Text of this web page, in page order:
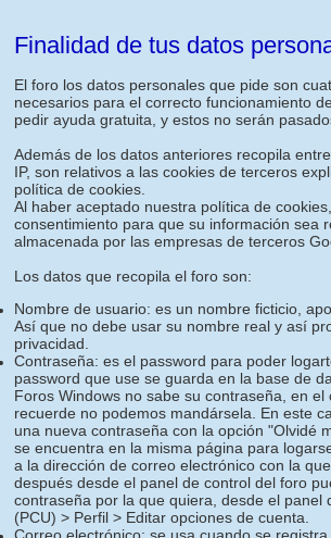
Finalidad de tus datos
El foro los datos personales que pide son
necesarios para el correcto funcionamiento
pedir ayuda gratuita, y estos no serán
Además de los datos anteriores recopila
IP, son relativos a las cookies de terceros
política de cookies.
Al haber aceptado nuestra política de
consentimiento para que su información sea
almacenada por las empresas de terceros
Los datos que recopila el foro son:
Nombre de usuario: es un nombre ficticio,
Así que no debe usar su nombre real y así
privacidad.
Contraseña: es el password para poder
password que use se guarda en la base de
Foros Windows no sabe su contraseña, en el
recuerde no podemos mandársela. En este
una nueva contraseña con la opción "Olvidé
se encuentra en la misma página para
a la dirección de correo electrónico con la
después desde el panel de control del foro
contraseña por la que quiera, desde el panel
(PCU) > Perfil > Editar opciones de cuenta.